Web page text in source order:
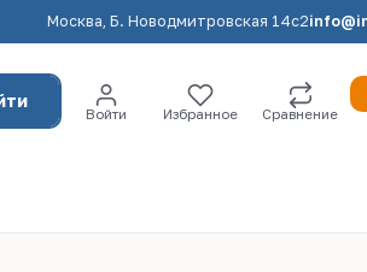
Москва, Б. Новодмитровская 14с2
Войти Избранное Сравнение